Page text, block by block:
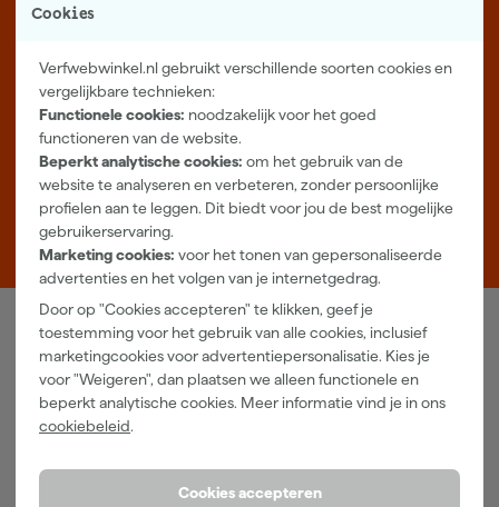
Cookies
Verfwebwinkel.nl gebruikt verschillende soorten cookies en
vergelijkbare technieken:
Functionele cookies: noodzakelijk voor het goed
functioneren van de website.
Beperkt analytische cookies: om het gebruik van de
website te analyseren en verbeteren, zonder persoonlijke
profielen aan te leggen. Dit biedt voor jou de best mogelijke
gebruikerservaring.
Marketing cookies: voor het tonen van gepersonaliseerde
advertenties en het volgen van je internetgedrag.
Door op "Cookies accepteren" te klikken, geef je
toestemming voor het gebruik van alle cookies, inclusief
marketingcookies voor advertentiepersonalisatie. Kies je
voor "Weigeren", dan plaatsen we alleen functionele en
beperkt analytische cookies. Meer informatie vind je in ons
cookiebeleid.
Cookies accepteren
Meer over ons
Showroom in Tilburg
Openingstijden
Maandag t/m vrijdag 08:00 - 18:00
Zaterdag 08:00 - 16:00
Zevenheuvelenweg 25
5048 AN Tilburg
Verfwebwinkel
Schildersbenodigdheden
Gereedschappen
Grondverf en primer
Spuitbussen
Beits
Betonverf en -coatings